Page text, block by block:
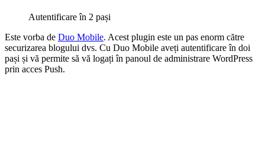
Autentificare în 2 pași
Este vorba de Duo Mobile. Acest plugin este un pas enorm către
securizarea blogului dvs. Cu Duo Mobile aveți autentificare în doi
pași și vă permite să vă logați în panoul de administrare WordPress
prin acces Push.